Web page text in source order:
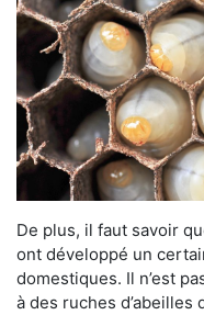
De plus, il faut savoir
ont développé un
domestiques. Il n’est
à des ruches